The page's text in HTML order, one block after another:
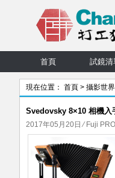
首頁 試鏡清
現在位置： 首頁 > 攝影世界
Svedovsky 8×10 相機入
2017年05月20日 ⁄ Fuji